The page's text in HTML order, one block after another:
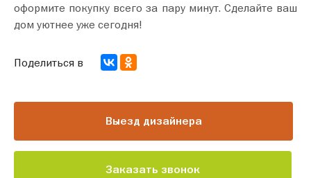
оформите покупку всего за пару минут. Сделайте ваш
дом уютнее уже сегодня!
Выезд дизайнера
Заказать звонок
Поделиться в